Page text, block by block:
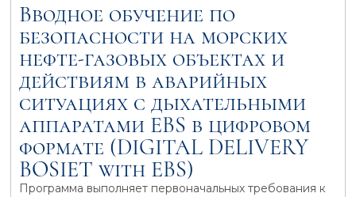
Вводное обучение по
безопасности на морcких
нефте-газовых объектах и
действиям в аварийных
ситуациях с дыхательными
аппаратами EBS в цифровом
формате (DIGITAL DELIVERY
BOSIET with EBS)
Программа выполняет первоначальных требования к